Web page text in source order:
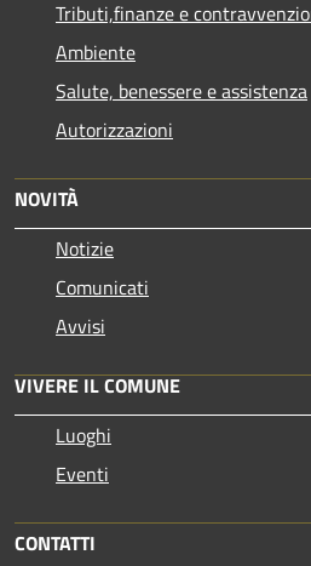
Tributi,finanze e
Ambiente
Salute, benessere e assistenza
Autorizzazioni
NOVITÀ
Notizie
Comunicati
Avvisi
VIVERE IL COMUNE
Luoghi
Eventi
CONTATTI